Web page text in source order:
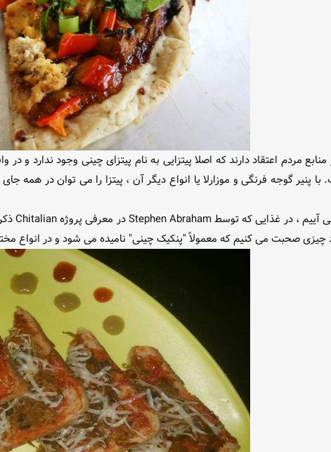
مردم اعتقاد دارند که اصلا پیتزایی به نام پیتزای چینی وجود ندارد
با پنیر گوجه فرنگی و موزارلا یا انواع دیگر آن ، پیتزا را می توان در
چیزی صحبت می کنیم که معمولاً "پنکیک چینی" نامیده می شود و در انواع